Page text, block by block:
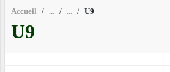
Accueil U9
U9